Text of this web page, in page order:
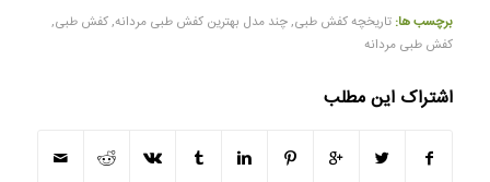
برچسب ها: تاریخچه کفش طبی,چند مدل بهترین کفش طبی مردانه,کفش طبی,
کفش طبی مردانه
اشتراک این مطلب